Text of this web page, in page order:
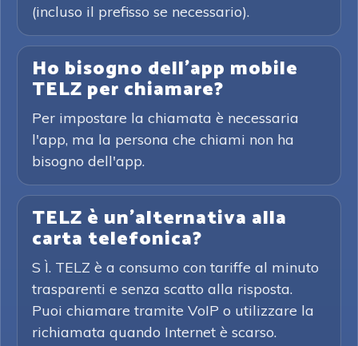
(incluso il prefisso se necessario).
Ho bisogno dell'app mobile
TELZ per chiamare?
Per impostare la chiamata è necessaria
l'app, ma la persona che chiami non ha
bisogno dell'app.
TELZ è un'alternativa alla
carta telefonica?
S Ì. TELZ è a consumo con tariffe al minuto
trasparenti e senza scatto alla risposta.
Puoi chiamare tramite VoIP o utilizzare la
richiamata quando Internet è scarso.